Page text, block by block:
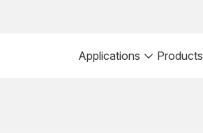
Applications Products